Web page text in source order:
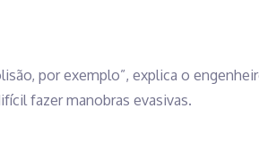
por exemplo”, explica o
fazer manobras evasivas.